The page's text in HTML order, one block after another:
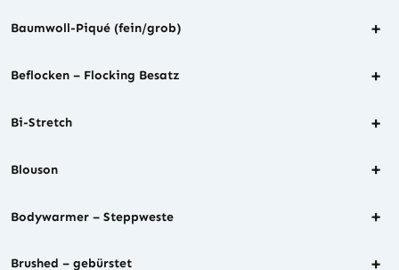
Baumwoll-Piqué (fein/grob) +
Beflocken – Flocking Besatz +
Bi-Stretch +
Blouson +
Bodywarmer – Steppweste +
Brushed – gebürstet +